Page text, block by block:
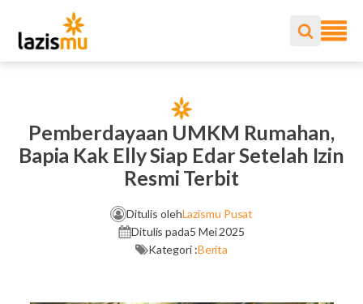
Pemberdayaan UMKM Rumahan,
Bapia Kak Elly Siap Edar Setelah Izin
Resmi Terbit
Ditulis olehLazismu Pusat
Ditulis pada5 Mei 2025
Kategori :Berita